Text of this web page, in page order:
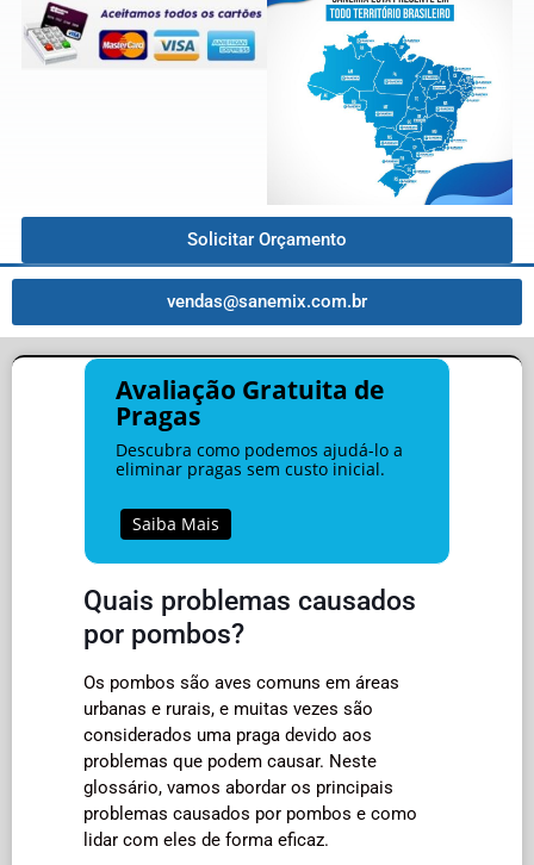
Solicitar Orçamento
vendas@sanemix.com.br
Avaliação Gratuita de
Pragas
Descubra como podemos ajudá-lo a
eliminar pragas sem custo inicial.
Saiba Mais
Quais problemas causados
por pombos?
Os pombos são aves comuns em áreas
urbanas e rurais, e muitas vezes são
considerados uma praga devido aos
problemas que podem causar. Neste
glossário, vamos abordar os principais
problemas causados por pombos e como
lidar com eles de forma eficaz.